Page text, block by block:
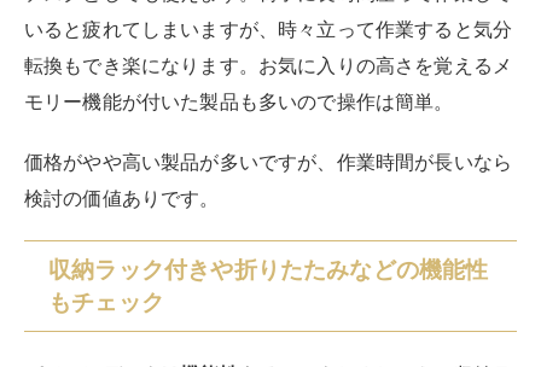
パソコンデスクは機能性もチェック しましょう。収納ラ
ックが付いていれば、作業をしながら必要なものを取り
出せるので便利です。よく使う書類や資料類、プリンタ
デスクで作業しない時間が多いなら折りたたみ式も便利
ースを有効活用できます。そのほかケーブルを通す穴や
ガタつきを抑えるアジャスター、天板の汚れにくさなど
もチェックしてみてくださいね。